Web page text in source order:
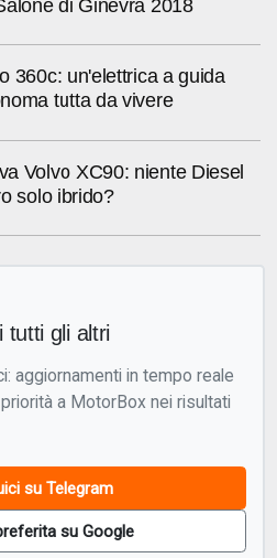
di Ginevra 2018
360c: un'elettrica a guida
tutta da vivere
Volvo XC90: niente Diesel
solo ibrido?
tutti gli altri
aggiornamenti in tempo reale
a MotorBox nei risultati
su Telegram
su Google